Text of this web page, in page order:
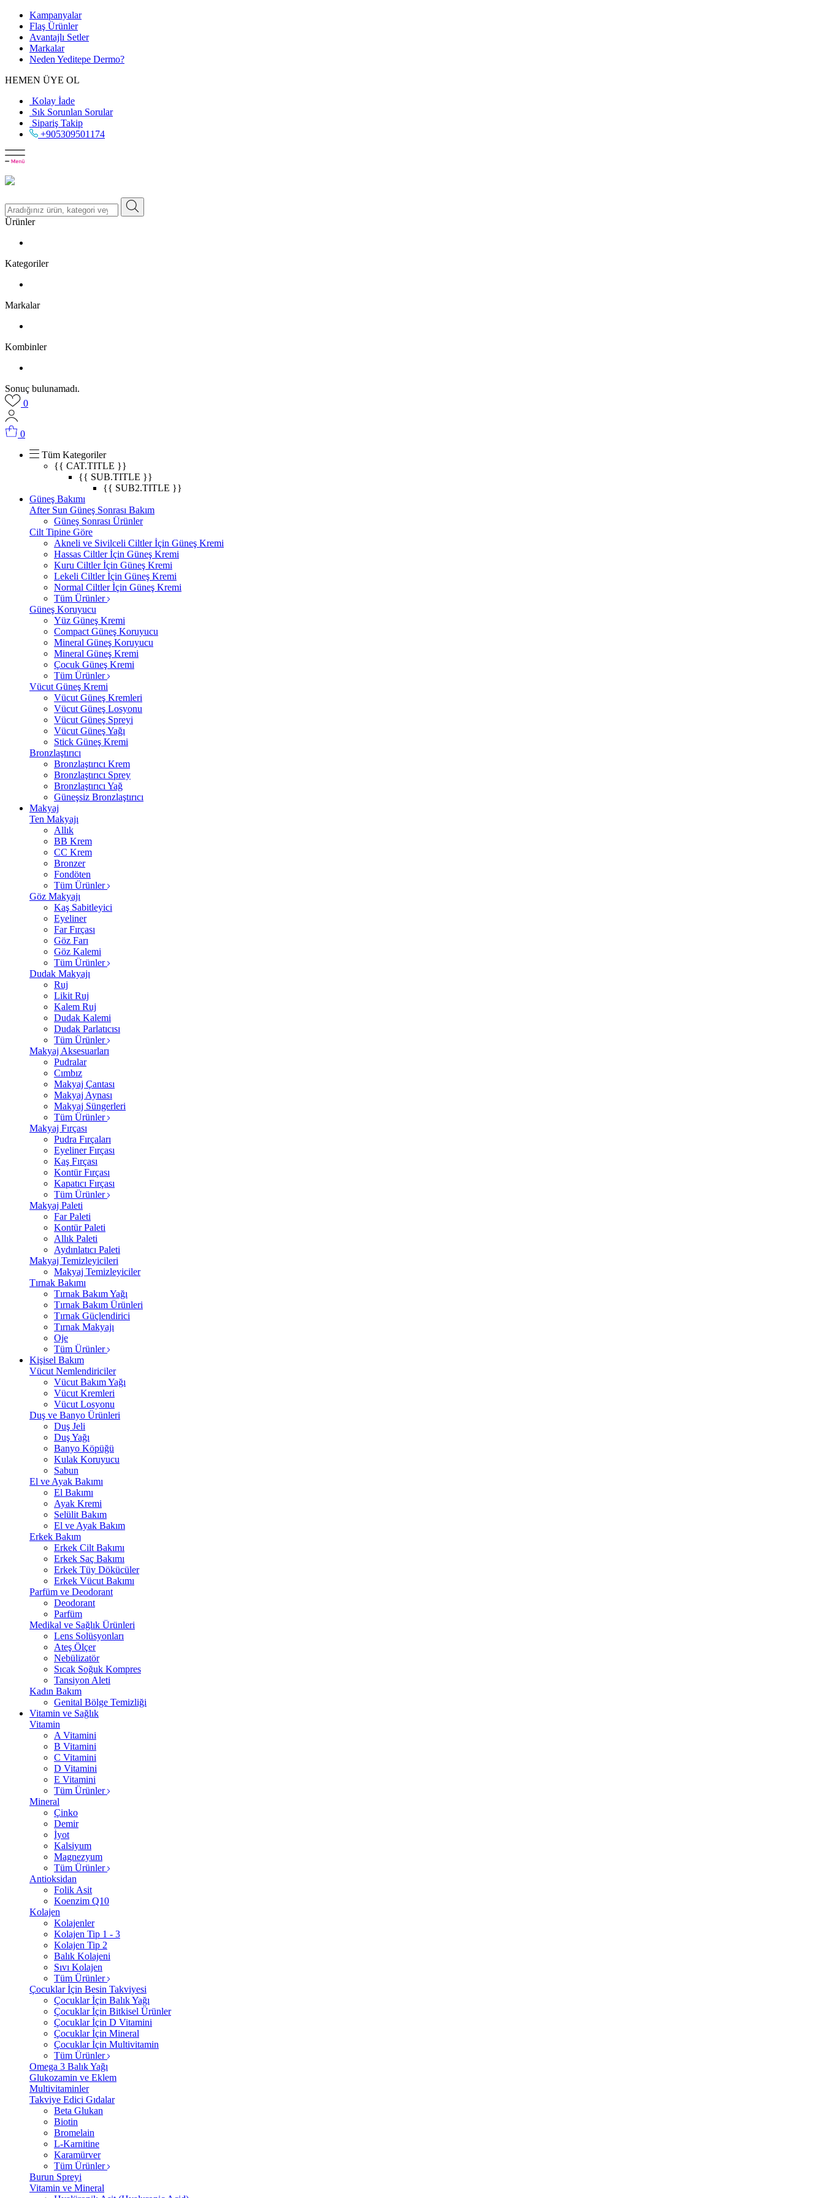
Kampanyalar
Flaş Ürünler
Avantajlı Setler
Markalar
Neden Yeditepe Dermo?
HEMEN ÜYE OL
Kolay İade
Sık Sorunlan Sorular
Sipariş Takip
+905309501174
Ürünler
Kategoriler
Markalar
Kombinler
Sonuç bulunamadı.
0
0
Tüm Kategoriler
{{ CAT.TITLE }}
{{ SUB.TITLE }}
{{ SUB2.TITLE }}
Güneş Bakımı
After Sun Güneş Sonrası Bakım
Güneş Sonrası Ürünler
Cilt Tipine Göre
Akneli ve Sivilceli Ciltler İçin Güneş Kremi
Hassas Ciltler İçin Güneş Kremi
Kuru Ciltler İçin Güneş Kremi
Lekeli Ciltler İçin Güneş Kremi
Normal Ciltler İçin Güneş Kremi
Tüm Ürünler
Güneş Koruyucu
Yüz Güneş Kremi
Compact Güneş Koruyucu
Mineral Güneş Koruyucu
Mineral Güneş Kremi
Çocuk Güneş Kremi
Tüm Ürünler
Vücut Güneş Kremi
Vücut Güneş Kremleri
Vücut Güneş Losyonu
Vücut Güneş Spreyi
Vücut Güneş Yağı
Stick Güneş Kremi
Bronzlaştırıcı
Bronzlaştırıcı Krem
Bronzlaştırıcı Sprey
Bronzlaştırıcı Yağ
Güneşsiz Bronzlaştırıcı
Makyaj
Ten Makyajı
Allık
BB Krem
CC Krem
Bronzer
Fondöten
Tüm Ürünler
Göz Makyajı
Kaş Sabitleyici
Eyeliner
Far Fırçası
Göz Farı
Göz Kalemi
Tüm Ürünler
Dudak Makyajı
Ruj
Likit Ruj
Kalem Ruj
Dudak Kalemi
Dudak Parlatıcısı
Tüm Ürünler
Makyaj Aksesuarları
Pudralar
Cımbız
Makyaj Çantası
Makyaj Aynası
Makyaj Süngerleri
Tüm Ürünler
Makyaj Fırçası
Pudra Fırçaları
Eyeliner Fırçası
Kaş Fırçası
Kontür Fırçası
Kapatıcı Fırçası
Tüm Ürünler
Makyaj Paleti
Far Paleti
Kontür Paleti
Allık Paleti
Aydınlatıcı Paleti
Makyaj Temizleyicileri
Makyaj Temizleyiciler
Tırnak Bakımı
Tırnak Bakım Yağı
Tırnak Bakım Ürünleri
Tırnak Güçlendirici
Tırnak Makyajı
Oje
Tüm Ürünler
Kişisel Bakım
Vücut Nemlendiriciler
Vücut Bakım Yağı
Vücut Kremleri
Vücut Losyonu
Duş ve Banyo Ürünleri
Duş Jeli
Duş Yağı
Banyo Köpüğü
Kulak Koruyucu
Sabun
El ve Ayak Bakımı
El Bakımı
Ayak Kremi
Selülit Bakım
El ve Ayak Bakım
Erkek Bakım
Erkek Cilt Bakımı
Erkek Saç Bakımı
Erkek Tüy Dökücüler
Erkek Vücut Bakımı
Parfüm ve Deodorant
Deodorant
Parfüm
Medikal ve Sağlık Ürünleri
Lens Solüsyonları
Ateş Ölçer
Nebülizatör
Sıcak Soğuk Kompres
Tansiyon Aleti
Kadın Bakım
Genital Bölge Temizliği
Vitamin ve Sağlık
Vitamin
A Vitamini
B Vitamini
C Vitamini
D Vitamini
E Vitamini
Tüm Ürünler
Mineral
Çinko
Demir
İyot
Kalsiyum
Magnezyum
Tüm Ürünler
Antioksidan
Folik Asit
Koenzim Q10
Kolajen
Kolajenler
Kolajen Tip 1 - 3
Kolajen Tip 2
Balık Kolajeni
Sıvı Kolajen
Tüm Ürünler
Çocuklar İçin Besin Takviyesi
Çocuklar İçin Balık Yağı
Çocuklar İçin Bitkisel Ürünler
Çocuklar İçin D Vitamini
Çocuklar İçin Mineral
Çocuklar İçin Multivitamin
Tüm Ürünler
Omega 3 Balık Yağı
Glukozamin ve Eklem
Multivitaminler
Takviye Edici Gıdalar
Beta Glukan
Biotin
Bromelain
L-Karnitine
Karamürver
Tüm Ürünler
Burun Spreyi
Vitamin ve Mineral